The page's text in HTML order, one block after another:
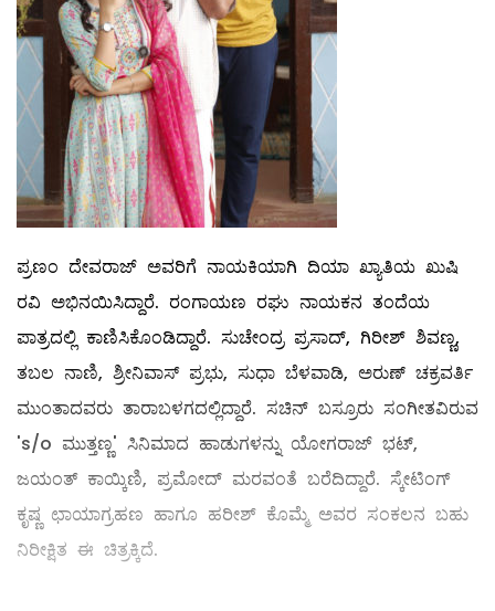
ಪ್ರಣಂ ದೇವರಾಜ್ ಅವರಿಗೆ ನಾಯಕಿಯಾಗಿ ದಿಯಾ ಖ್ಯಾತಿಯ ಖುಷಿ
ರವಿ ಅಭಿನಯಿಸಿದ್ದಾರೆ. ರಂಗಾಯಣ ರಘು ನಾಯಕನ ತಂದೆಯ
ಪಾತ್ರದಲ್ಲಿ ಕಾಣಿಸಿಕೊಂಡಿದ್ದಾರೆ. ಸುಚೇಂದ್ರ ಪ್ರಸಾದ್‌, ಗಿರೀಶ್‌ ಶಿವಣ್ಣ,
ತಬಲ ನಾಣಿ, ಶ್ರೀನಿವಾಸ್‌ ಪ್ರಭು, ಸುಧಾ ಬೆಳವಾಡಿ, ಅರುಣ್‌ ಚಕ್ರವರ್ತಿ
ಮುಂತಾದವರು ತಾರಾಬಳಗದಲ್ಲಿದ್ದಾರೆ. ಸಚಿನ್ ಬಸ್ರೂರು ಸಂಗೀತವಿರುವ
's/o ಮುತ್ತಣ್ಣ' ಸಿನಿಮಾದ ಹಾಡುಗಳನ್ನು ಯೋಗರಾಜ್ ಭಟ್,
ಜಯಂತ್ ಕಾಯ್ಕಿಣಿ, ಪ್ರಮೋದ್ ಮರವಂತೆ ಬರೆದಿದ್ದಾರೆ. ಸ್ಕೇಟಿಂಗ್
ಕೃಷ್ಣ ಛಾಯಾಗ್ರಹಣ ಹಾಗೂ ಹರೀಶ್ ಕೊಮ್ಮೆ ಅವರ ಸಂಕಲನ ಬಹು
ನಿರೀಕ್ಷಿತ ಈ ಚಿತ್ರಕ್ಕಿದೆ.